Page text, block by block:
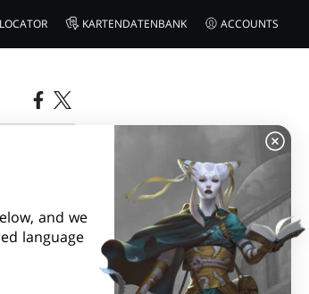
LOCATOR KARTENDATENBANK ACCOUNTS
and we
language